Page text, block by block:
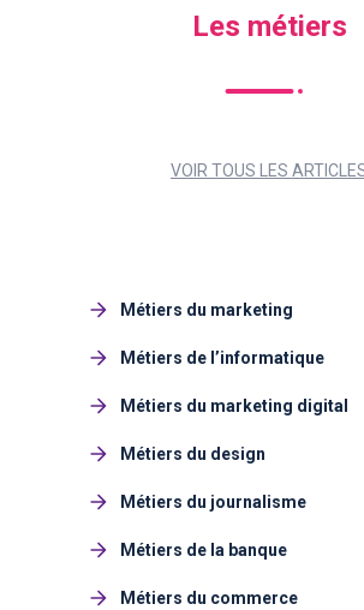
Les métiers
VOIR TOUS LES
Métiers du marketing
Métiers de l’informatique
Métiers du marketing digital
Métiers du design
Métiers du journalisme
Métiers de la banque
Métiers du commerce